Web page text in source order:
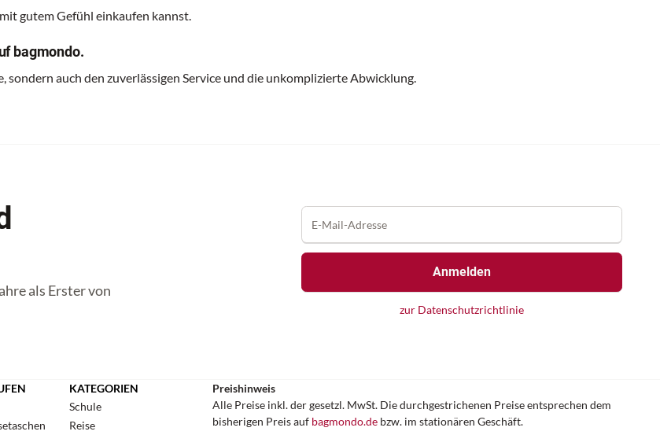
gutem Gefühl einkaufen kannst.
bagmondo.
auch den zuverlässigen Service und die unkomplizierte Abwicklung.
als Erster von
Anmelden
zur Datenschutzrichtlinie
KATEGORIEN
Schule
Reise
Preishinweis
Alle Preise inkl. der gesetzl. MwSt. Die durchgestrichenen Preise entsprechen dem
bisherigen Preis auf bagmondo.debzw. im stationären Geschäft.